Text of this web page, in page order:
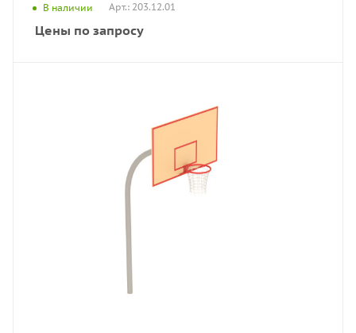
В наличии Арт.: 203.12.01
Цены по запросу